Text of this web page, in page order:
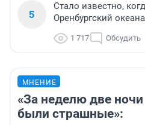
5
Стало известно,
Оренбургский
1 717 Обсудить
МНЕНИЕ
«За неделю две ночи
были страшные»: